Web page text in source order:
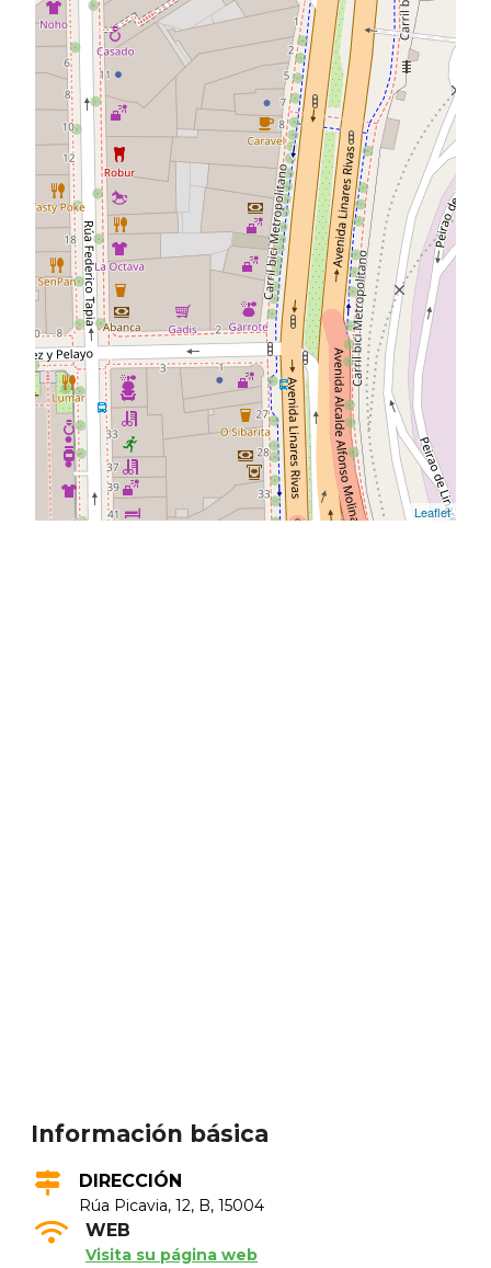
Leaflet
Información básica
DIRECCIÓN
Rúa Picavia, 12, B, 15004
WEB
Visita su página web